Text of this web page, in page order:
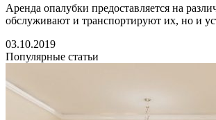
Аренда опалубки предоставляется на
обслуживают и транспортируют их, но и
03.10.2019
Популярные статьи